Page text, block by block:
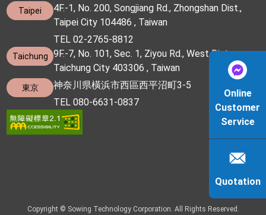
Taipei
4F.-1, No. 200, Songjiang Rd., Zhongshan Dist.,
Taipei City 104486 , Taiwan
TEL 02-2765-8812
Taichung
9F.-7, No. 101, Sec. 1, Ziyou Rd., West Dist.,
Taichung City 403306 , Taiwan
東京
神奈川県橫浜市西區西平沼町3-5
TEL 080-6631-0837
Copyright © Sowing Technology Corporation. All Rights Reserved.
Online
Customer
Service
Quotation